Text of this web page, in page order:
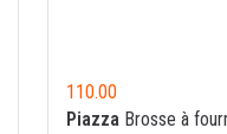
110.00
PiazzaBrosse à